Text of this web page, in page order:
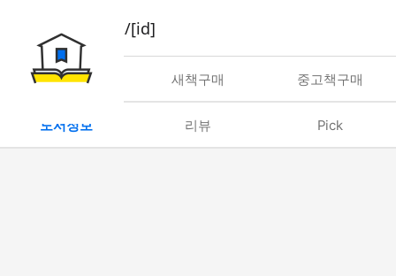
book/rent/[id]
대여 새책구매 중고책구매
도서정보 리뷰 Pick